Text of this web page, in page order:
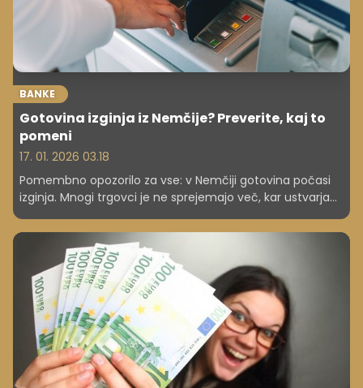
BANKE
Gotovina izginja iz Nemčije? Preverite, kaj to
pomeni
17. 01. 2026 03.18
Pomembno opozorilo za vse: v Nemčiji gotovina počasi
izginja. Mnogi trgovci je ne sprejemajo več, kar ustvarja
Razkrivamo zaskrbljujoč trend, ki spreminja navade
plačevanja, in opozorila potrošniških organizacij.